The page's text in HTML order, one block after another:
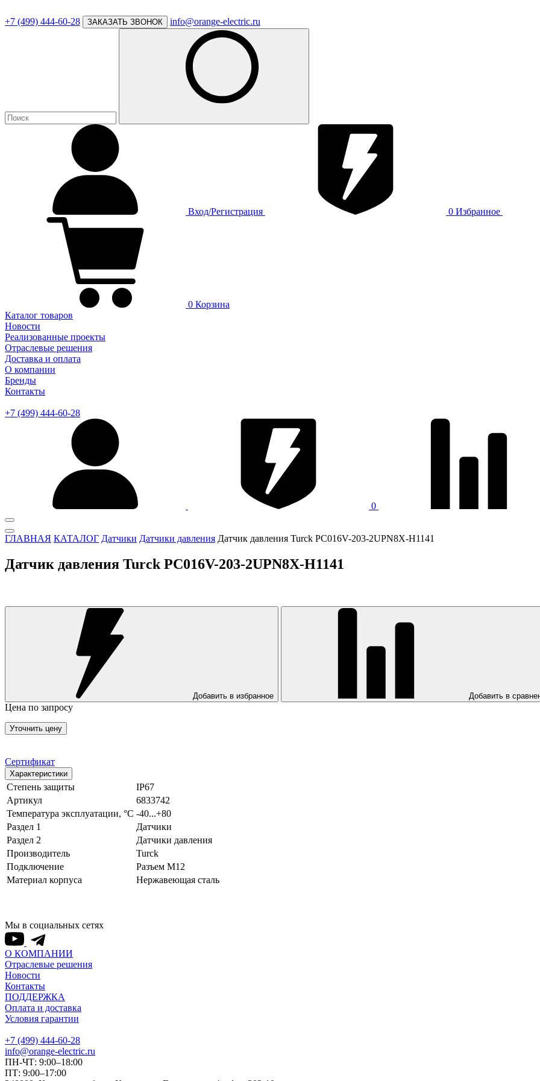
+7 (499) 444-60-28 ЗАКАЗАТЬ ЗВОНОК info@orange-electric.ru
Вход/Регистрация 0 Избранное
0 Корзина
Каталог товаров
Новости
Реализованные проекты
Отраслевые решения
Доставка и оплата
О компании
Бренды
Контакты
+7 (499) 444-60-28
0
ГЛАВНАЯ КАТАЛОГ Датчики Датчики давления Датчик давления Turck PC016V-203-2UPN8X-H1141
Датчик давления Turck PC016V-203-2UPN8X-H1141
Добавить в избранное Добавить в
Цена по запросу
Уточнить цену
Сертификат
Характеристики
Степень защиты
IP67
Артикул
6833742
Температура эксплуатации, °С -40...+80
Раздел 1
Датчики
Раздел 2
Датчики давления
Производитель
Turck
Подключение
Разъем M12
Материал корпуса
Нержавеющая сталь
Мы в социальных сетях
О КОМПАНИИ
Отраслевые решения
Новости
Контакты
ПОДДЕРЖКА
Оплата и доставка
Условия гарантии
+7 (499) 444-60-28
info@orange-electric.ru
ПН-ЧТ: 9:00–18:00
ПТ: 9:00–17:00